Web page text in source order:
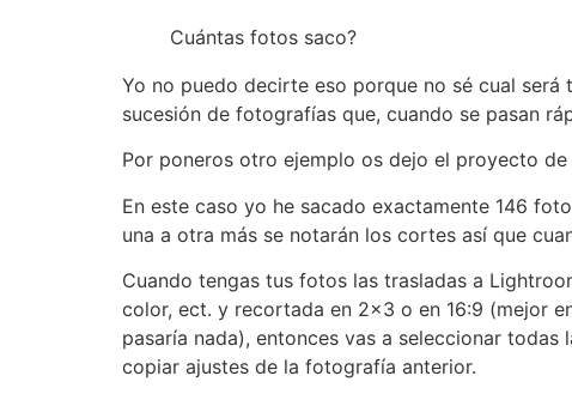
Cuántas fotos saco?
Yo no puedo decirte eso porque no sé cual
sucesión de fotografías que, cuando se pasan
Por poneros otro ejemplo os dejo el proyecto
En este caso yo he sacado exactamente 146
una a otra más se notarán los cortes así que
Cuando tengas tus fotos las trasladas a
color, ect. y recortada en 2×3 o en 16:9 (mejor
pasaría nada), entonces vas a seleccionar
copiar ajustes de la fotografía anterior.